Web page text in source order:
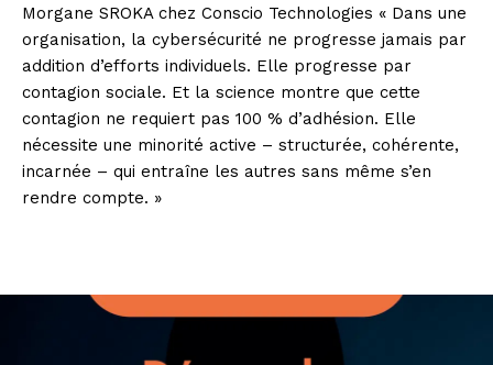
Morgane SROKA chez Conscio Technologies « Dans une
organisation, la cybersécurité ne progresse jamais par
addition d’efforts individuels. Elle progresse par
contagion sociale. Et la science montre que cette
contagion ne requiert pas 100 % d’adhésion. Elle
nécessite une minorité active – structurée, cohérente,
incarnée – qui entraîne les autres sans même s’en
rendre compte. »